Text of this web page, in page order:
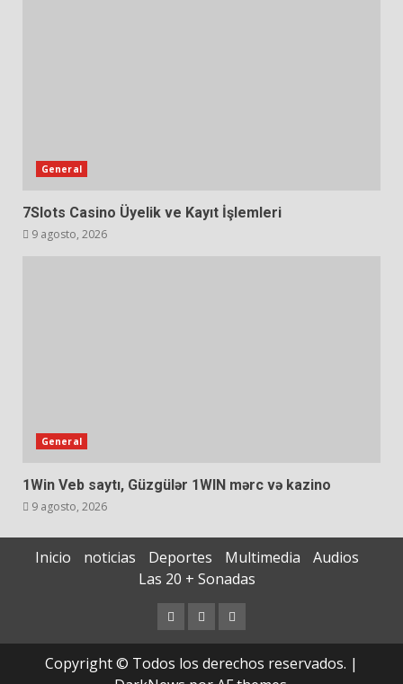
General
7Slots Casino Üyelik ve Kayıt İşlemleri
9 agosto, 2026
General
1Win Veb saytı, Güzgülər 1WIN mərc və kazino
9 agosto, 2026
Inicio noticias Deportes Multimedia
Audios
Las 20 + Sonadas
Copyright © Todos los derechos reservados. |